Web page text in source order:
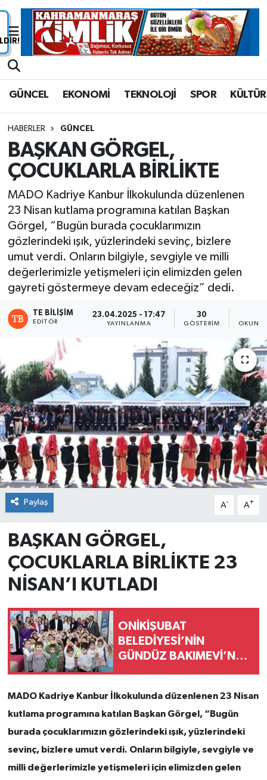
GÜNCEL EKONOMİ TEKNOLOJİ SPOR KÜLTÜR
HABERLER GÜNCEL
BAŞKAN GÖRGEL,
ÇOCUKLARLA BİRLİKTE
MADO Kadriye Kanbur İlkokulunda düzenlenen
23 Nisan kutlama programına katılan Başkan
Görgel, “Bugün burada çocuklarımızın
gözlerindeki ışık, yüzlerindeki sevinç, bizlere
umut verdi. Onların bilgiyle, sevgiyle ve milli
değerlerimizle yetişmeleri için elimizden gelen
gayreti göstermeye devam edeceğiz” dedi.
TE BILIŞIM
EDITÖR
23.04.2025 - 17:47
YAYINLANMA
30
GÖSTERIM
2
Paylaş A- A+
BAŞKAN GÖRGEL,
ÇOCUKLARLA BİRLİKTE 23
NİSAN’I KUTLADI
ONİKİŞUBAT
BELEDİYESİ’NİN
GÜNDÜZ BAKIMEVİ’NDE
MADO Kadriye Kanbur İlkokulunda düzenlenen 23 Nisan
kutlama programına katılan Başkan Görgel, “Bugün
burada çocuklarımızın gözlerindeki ışık, yüzlerindeki
sevinç, bizlere umut verdi. Onların bilgiyle, sevgiyle ve
milli değerlerimizle yetişmeleri için elimizden gelen
Nöbetçi Eczaneler
Süper Lig Puan Durumu ve Fikstür
Tüm Manşetler
Son Dakika Haberleri
Haber Arşivi